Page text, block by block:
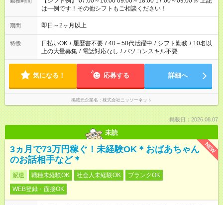
は一例です！その他シフトもご相談ください！
期間 即日～2ヶ月以上
特徴 日払いOK / 履歴書不要 / 40～50代活躍中 / シフト勤務 / 10名以
上の大量募集 / 電話対応なし / パソコンスキル不要
気になる！ 応募する 詳細へ
掲載元企業名 株式会社ニッソーネット
掲載日：2026.08.07
未読
NEW
3ヵ月で73万円稼ぐ！未経験OK＊おばあちゃん
のお話相手など＊
派遣 職種未経験OK 社会人未経験OK
ブランクOK
WEB登録・面接OK